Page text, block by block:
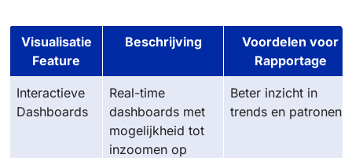
Visualisatie
Feature
Beschrijving
Voordelen voor
Rapportage
Interactieve
Dashboards
Real-time
dashboards met
mogelijkheid tot
inzoomen op
Beter inzicht in
trends en patronen.